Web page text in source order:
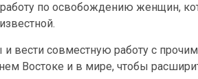
по освобождению женщин,
вести совместную работу с
Востоке и в мире, чтобы